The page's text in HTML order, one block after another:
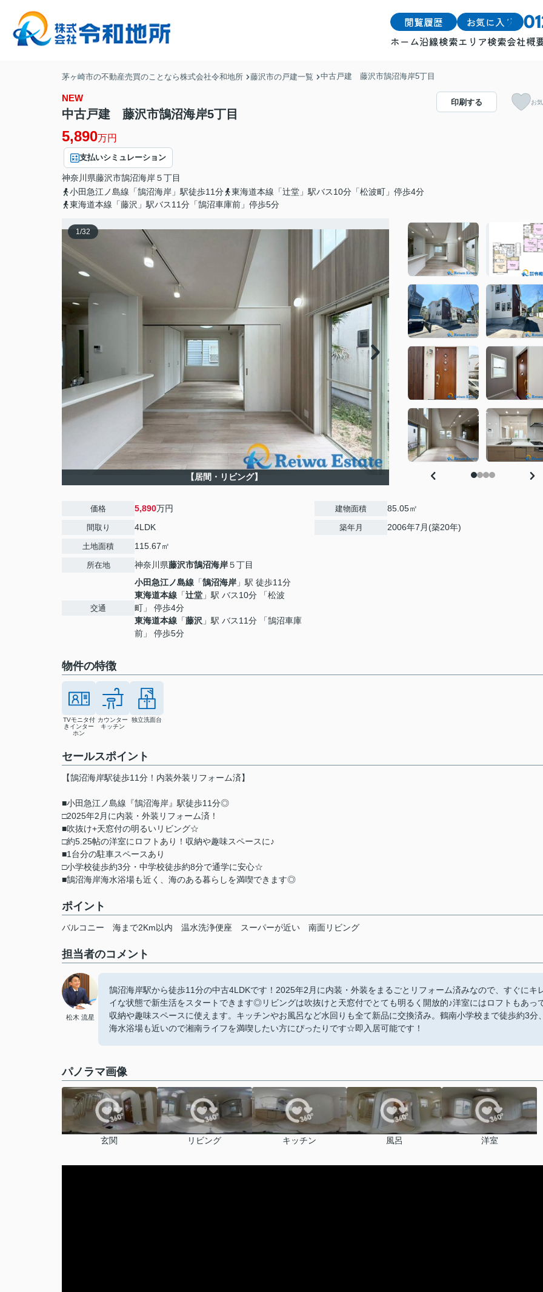
閲覧履歴 お気に入り
ホーム沿線検索
マンション
エリア検索
マンション
会社概
茅ヶ崎市の不動産売買のことなら株式会社令和地所 藤沢市の戸建一覧 中古戸建 藤沢市鵠沼海岸5丁目
NEW
中古戸建 藤沢市鵠沼海岸5丁目
5,890万円
支払いシミュレーション
神奈川県藤沢市鵠沼海岸５丁目
小田急江ノ島線「鵠沼海岸」駅徒歩11分
東海道本線「辻堂」駅バス10分「松波町」停歩4分
東海道本線「藤沢」駅バス11分「鵠沼車庫前」停歩5分
印刷する お
1/32
【居間・リビング】
価格 5,890万円
間取り 4LDK
土地面積 115.67㎡
所在地 神奈川県藤沢市鵠沼海岸５丁目
交通
小田急江ノ島線 「鵠沼海岸 」駅 徒歩11分
東海道本線 「辻堂 」駅 バス10分 「松波
町」 停歩4分
東海道本線 「藤沢 」駅 バス11分 「鵠沼車庫
前」 停歩5分
建物面積 85.05㎡
築年月 2006年7月(築20年)
物件の特徴
TVモニタ付
きインター
ホン
カウンター
キッチン
独立洗面台
セールスポイント
【鵠沼海岸駅徒歩11分！内装外装リフォーム済】
■小田急江ノ島線『鵠沼海岸』駅徒歩11分◎
□2025年2月に内装・外装リフォーム済！
■吹抜け+天窓付の明るいリビング☆
□約5.25帖の洋室にロフトあり！収納や趣味スペースに♪
■1台分の駐車スペースあり
□小学校徒歩約3分・中学校徒歩約8分で通学に安心☆
■鵠沼海岸海水浴場も近く、海のある暮らしを満喫できます◎
ポイント
バルコニー 海まで2Km以内 温水洗浄便座 スーパーが近い 南面リビング
担当者のコメント
松木 流星
鵠沼海岸駅から徒歩11分の中古4LDKです！2025年2月に内装・外装をまるごとリフォーム済みなので、すぐにキ
イな状態で新生活をスタートできます◎リビングは吹抜けと天窓付でとても明るく開放的♪洋室にはロフトもあっ
収納や趣味スペースに使えます。キッチンやお風呂など水回りも全て新品に交換済み。鶴南小学校まで徒歩約3分、
海水浴場も近いので湘南ライフを満喫したい方にぴったりです☆即入居可能です！
パノラマ画像
玄関 リビング キッチン 風呂 洋室